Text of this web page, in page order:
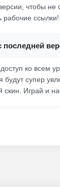
чтобы
рабочие ссылки!
последней
ко всем
супер
скин. Играй и